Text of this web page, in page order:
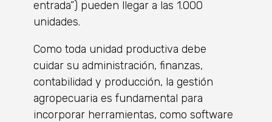
entrada”) pueden llegar a las 1.000
unidades.
Como toda unidad productiva debe
cuidar su administración, finanzas,
contabilidad y producción, la gestión
agropecuaria es fundamental para
incorporar herramientas, como software